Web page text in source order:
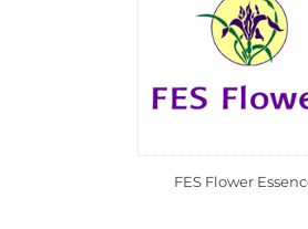
FES Flower